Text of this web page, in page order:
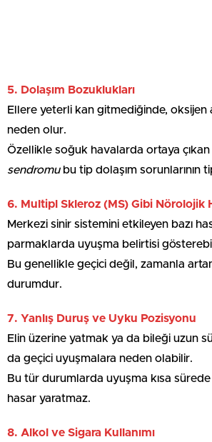
5. Dolaşım Bozuklukları
Ellere yeterli kan gitmediğinde, oksijen
neden olur.
Özellikle soğuk havalarda ortaya çıkan
sendromubu tip dolaşım sorunlarının
6. Multipl Skleroz (MS) Gibi Nörolojik
Merkezi sinir sistemini etkileyen bazı
parmaklarda uyuşma belirtisi
Bu genellikle geçici değil, zamanla
durumdur.
7. Yanlış Duruş ve Uyku Pozisyonu
Elin üzerine yatmak ya da bileği uzun
da geçici uyuşmalara neden olabilir.
Bu tür durumlarda uyuşma kısa sürede
hasar yaratmaz.
8. Alkol ve Sigara Kullanımı